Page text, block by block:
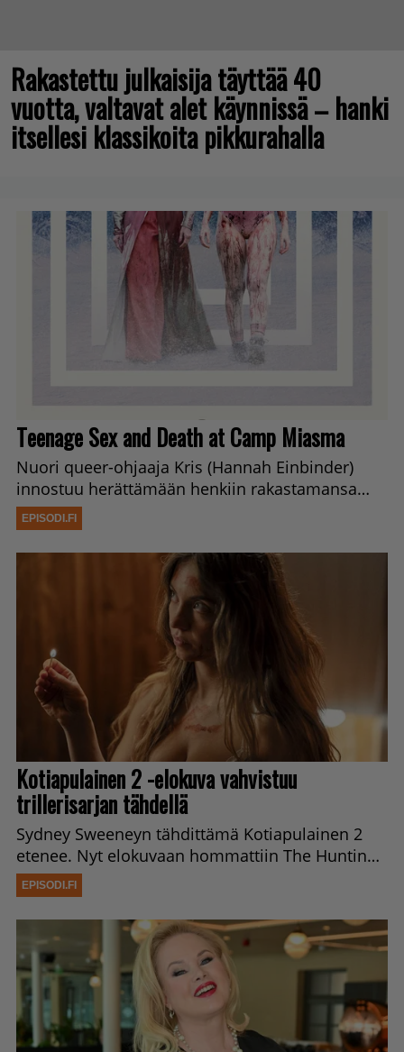
Rakastettu julkaisija täyttää 40
vuotta, valtavat alet käynnissä – hanki
itsellesi klassikoita pikkurahalla